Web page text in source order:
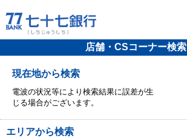
店舗・CSコーナー検索
現在地から検索
電波の状況等により検索結果に誤差が生
じる場合がございます。
エリアから検索